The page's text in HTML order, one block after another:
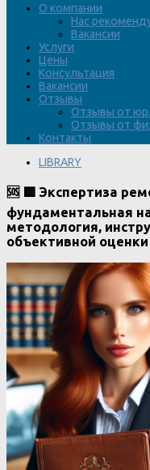
О компании
Нас
Вакансии
Услуги
Цены
Консультация
Вакансии
Отзывы
Отзывы от
Отзывы от
Контакты
LIBRARY
🆘 🟥 Экспертиза
фундаментальная
методология,
объективной оценки